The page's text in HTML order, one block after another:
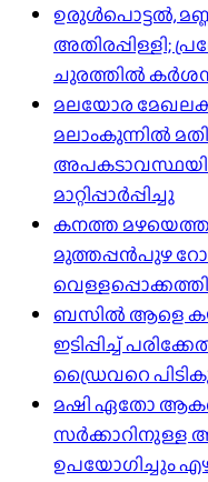
ഉരുൾപൊട്ടൽ,
അതിരപ്പിള്ളി;
ചുരത്തില്‍
മലയോര
മലാംകുന്നിൽ
മാറ്റിപ്പാർപ്പിച്ചു
കനത്ത
മുത്തപ്പൻപുഴ
ബസിൽ ആളെ
ഇടിപ്പിച്ച്
ഡ്രൈവറെ
മഷി ഏതോ
സർക്കാറിനുള്ള
ഉപയോഗിച്ചും